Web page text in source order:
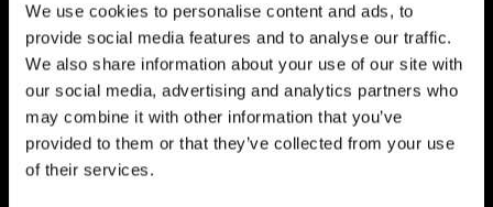
We use cookies to personalise content and ads, to
provide social media features and to analyse our traffic.
We also share information about your use of our site with
our social media, advertising and analytics partners who
may combine it with other information that you’ve
provided to them or that they’ve collected from your use
of their services.
straordinarie
Esplora alcuni dei nostri lavori più impressionanti
sulle vetrofanie che abbiamo installato.